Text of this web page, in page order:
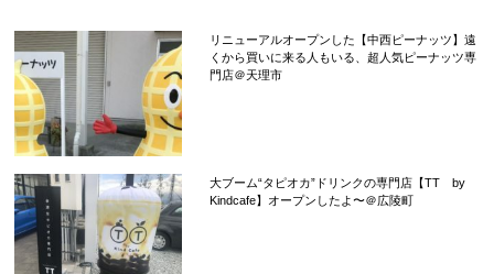
リニューアルオープンした【中西ピーナッツ】遠
くから買いに来る人もいる、超人気ピーナッツ専
門店＠天理市
大ブーム“タピオカ”ドリンクの専門店【TT by
Kindcafe】オープンしたよ〜＠広陵町